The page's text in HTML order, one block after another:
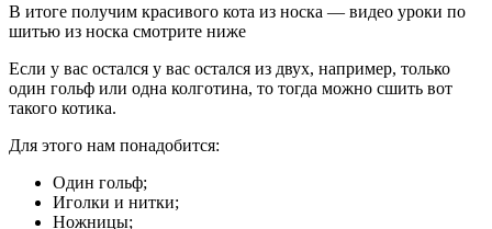
В итоге получим красивого кота из носка — видео уроки по
шитью из носка смотрите ниже
Если у вас остался у вас остался из двух, например, только
один гольф или одна колготина, то тогда можно сшить вот
такого котика.
Для этого нам понадобится:
Один гольф;
Иголки и нитки;
Ножницы;